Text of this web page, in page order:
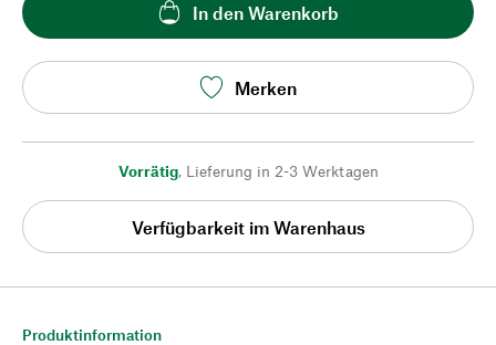
In den Warenkorb
Merken
Vorrätig, Lieferung in 2-3 Werktagen
Verfügbarkeit im Warenhaus
Produktinformation